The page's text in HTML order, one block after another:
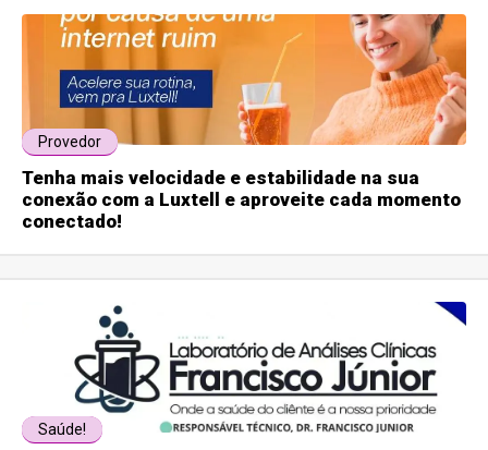
Provedor
Tenha mais velocidade e estabilidade na sua
conexão com a Luxtell e aproveite cada momento
conectado!
Saúde!